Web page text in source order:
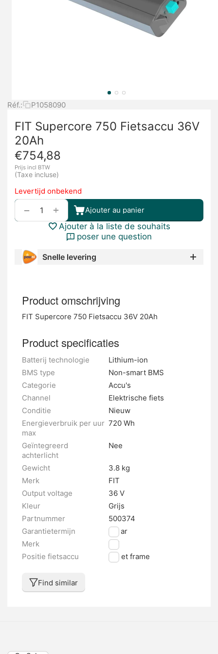
Réf.: P1058090
FIT Supercore 750 Fietsaccu 36V
20Ah
€754,88
Prijs incl BTW
(Taxe incluse)
Levertijd onbekend
+
− Ajouter au panier
Ajouter à la liste de souhaits
poser une question
Snelle levering
Product omschrijving
FIT Supercore 750 Fietsaccu 36V 20Ah
Product specificaties
Batterij technologie
Lithium-ion
BMS type
Non-smart BMS
Categorie
Accu's
Channel
Elektrische fiets
Conditie
Nieuw
Energieverbruik per uur
max
720 Wh
Geïntegreerd
achterlicht
Nee
Gewicht
3.8 kg
Merk
FIT
Output voltage
36 V
Kleur
Grijs
Partnummer
500374
Garantietermijn
2 jaar
Merk
FIT
Positie fietsaccu
In het frame
Find similar